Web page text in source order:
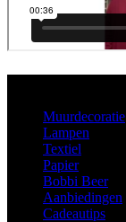
Muurdecoratie
Lampen
Textiel
Papier
Bobbi Beer
Aanbiedingen
Cadeautips